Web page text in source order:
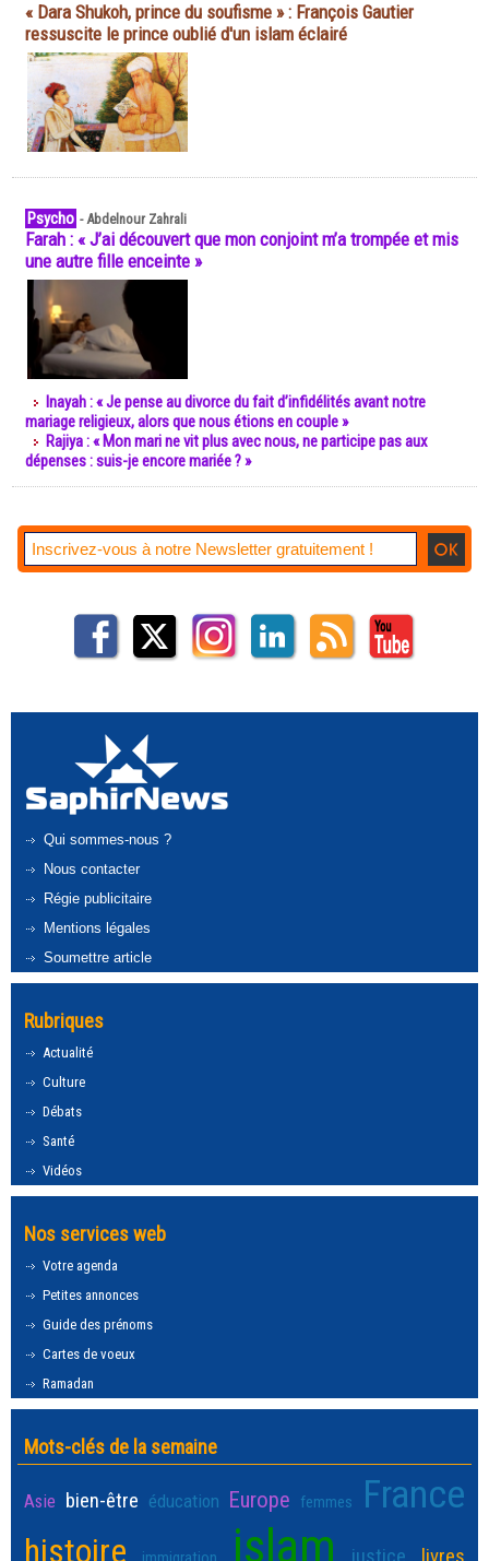
« Dara Shukoh, prince du soufisme » : François Gautier
ressuscite le prince oublié d'un islam éclairé
Psycho -Abdelnour Zahrali
Farah : « J’ai découvert que mon conjoint m’a trompée et mis
une autre fille enceinte »
Inayah : « Je pense au divorce du fait d’infidélités avant notre
mariage religieux, alors que nous étions en couple »
Rajiya : « Mon mari ne vit plus avec nous, ne participe pas aux
dépenses : suis-je encore mariée ? »
Qui sommes-nous ?
Nous contacter
Régie publicitaire
Mentions légales
Soumettre article
Rubriques
Actualité
Culture
Débats
Santé
Vidéos
Nos services web
Votre agenda
Petites annonces
Guide des prénoms
Cartes de voeux
Ramadan
Mots-clés de la semaine
Asie bien-être éducation Europe femmes France
histoire islam